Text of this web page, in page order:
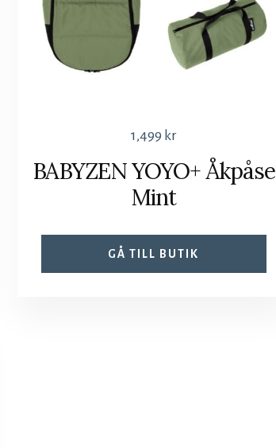
1,499 kr
BABYZEN YOYO+ Åkpåse
Mint
GÅ TILL BUTIK